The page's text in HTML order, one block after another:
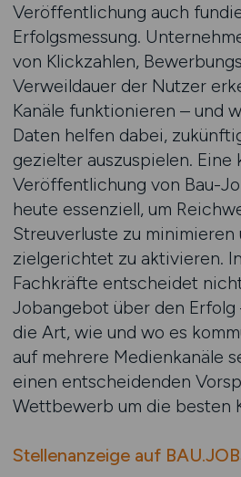
Veröffentlichung auch
Erfolgsmessung.
von Klickzahlen,
Verweildauer der Nutzer
Kanäle funktionieren – und
Daten helfen dabei,
gezielter auszuspielen.
Veröffentlichung von Bau-
heute essenziell, um
Streuverluste zu minimieren
zielgerichtet zu aktivieren.
Fachkräfte entscheidet
Jobangebot über den Erfolg
die Art, wie und wo es
auf mehrere Medienkanäle
einen entscheidenden
Wettbewerb um die besten
Stellenanzeige auf